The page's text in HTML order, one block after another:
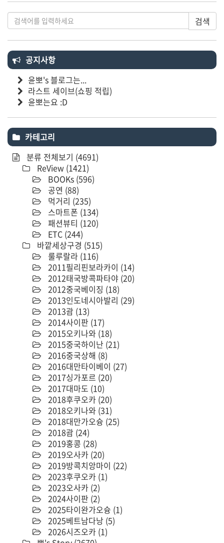
검색
공지사항
윤뽀's 블로그는...
라스트 세이브(쇼핑 적립)
윤뽀는요 :D
카테고리
분류 전체보기 (4691)
ReView (1421)
BOOKs (596)
공연 (88)
먹거리 (235)
스마트폰 (134)
패션뷰티 (120)
ETC (244)
바깥세상구경 (515)
룰루랄라 (116)
2011필리핀보라카이 (14)
2012태국방콕파타야 (20)
2012중국베이징 (18)
2013인도네시아발리 (29)
2013괌 (13)
2014사이판 (17)
2015오키나와 (18)
2015중국하이난 (21)
2016중국상해 (8)
2016대만타이베이 (27)
2017싱가포르 (20)
2017대마도 (10)
2018후쿠오카 (20)
2018오키나와 (31)
2018대만가오슝 (25)
2018괌 (24)
2019홍콩 (28)
2019오사카 (20)
2019방콕치앙마이 (22)
2023후쿠오카 (1)
2023오사카 (2)
2024사이판 (2)
2025타이완가오슝 (1)
2025베트남다낭 (5)
2026시즈오카 (1)